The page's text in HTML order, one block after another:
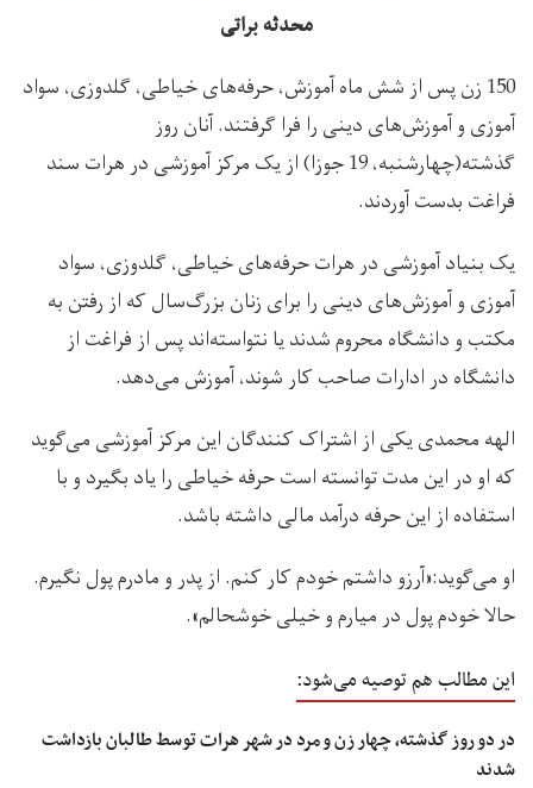
محدثه براتی
150 زن پس از شش ماه آموزش، حرفه‌های خیاطی، گلدوزی، سواد
آموزی و آموزش‌های دینی را فرا گرفتند. آنان روز
گذشته(چهارشنبه، 19 جوزا) از یک مرکز آموزشی در هرات سند
فراغت بدست آوردند.
یک بنیاد آموزشی در هرات حرفه‌های خیاطی، گلدوزی، سواد
آموزی و آموزش‌های دینی را برای زنان بزرگ‌سال که از رفتن به
مکتب و دانشگاه محروم شدند یا نتواسته‌اند پس از فراغت از
دانشگاه در ادارات صاحب کار شوند، آموزش می‌دهد.
الهه محمدی یکی از اشتراک کنندگان این مرکز آموزشی می‌گوید
که او در این مدت توانسته است حرفه خیاطی را یاد بگیرد و با
استفاده از این حرفه درآمد مالی داشته باشد.
او می‌گوید:«آرزو داشتم خودم کار کنم. از پدر و مادرم پول نگیرم.
حالا خودم پول در میارم و خیلی خوشحالم».
این مطالب هم توصیه می‌شود:
در دو روز گذشته، چهار زن و مرد در شهر هرات توسط طالبان بازداشت
شدند